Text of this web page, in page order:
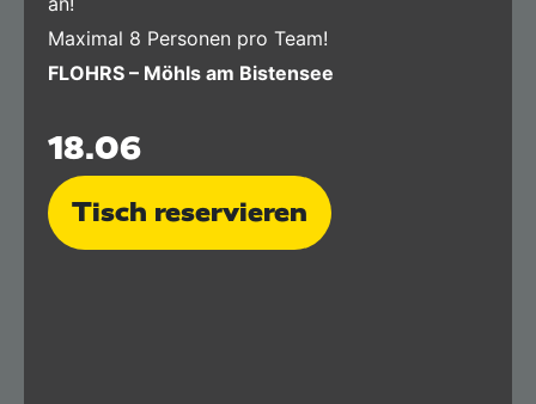
Maximal 8 Personen pro Team!
FLOHRS – Möhls am Bistensee
18.06
Tisch reservieren